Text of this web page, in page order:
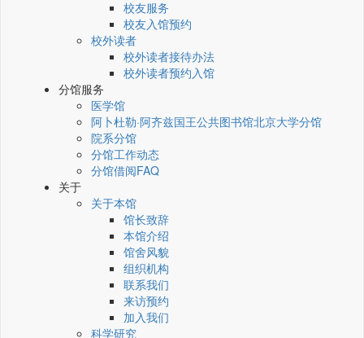
校友服务
校友入馆预约
校外读者
校外读者接待办法
校外读者预约入馆
分馆服务
医学馆
阿卜杜勒·阿齐兹国王公共图书馆北京大学分馆
院系分馆
分馆工作动态
分馆借阅FAQ
关于
关于本馆
馆长致辞
本馆介绍
馆舍风貌
组织机构
联系我们
来访预约
加入我们
科学研究